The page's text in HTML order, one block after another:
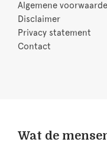
Algemene
Disclaimer
Privacy statement
Contact
Wat de